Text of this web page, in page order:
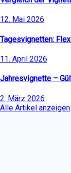
12. Mai 2026
Tagesvignetten:
11. April 2026
Jahresvignette –
2. März 2026
Alle Artikel anzeigen